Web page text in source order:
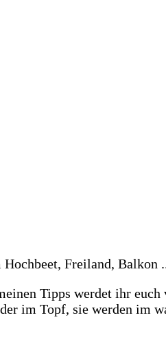
Tipps werdet ihr euch
im Topf, sie werden im